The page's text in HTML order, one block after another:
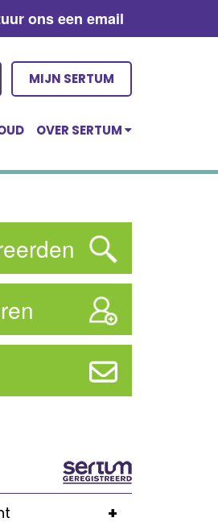
ons een email
MIJN SERTUM
OVER SERTUM
+